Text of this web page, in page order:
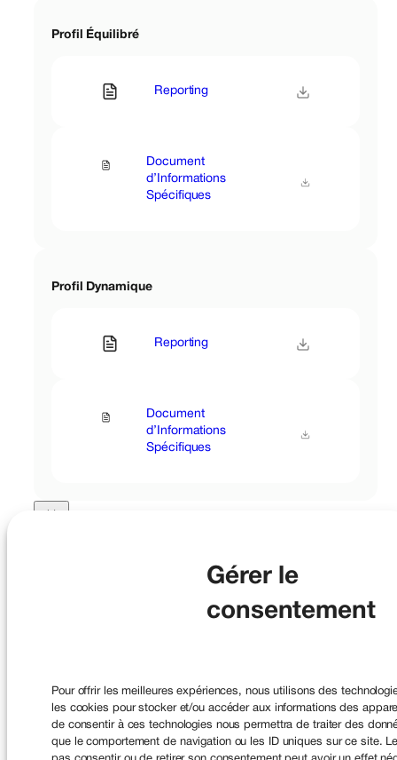
Gérer le
consentement
Pour offrir les meilleures expériences, nous utilisons des
les cookies pour stocker et/ou accéder aux informations des
de consentir à ces technologies nous permettra de traiter des
que le comportement de navigation ou les ID uniques sur ce site.
Profil Équilibré
Reporting
Document
d’Informations
Spécifiques
Profil Dynamique
Reporting
Document
d’Informations
Spécifiques
Profil Modéré
Document